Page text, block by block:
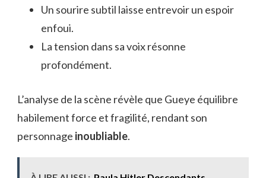
Un sourire subtil laisse entrevoir un espoir
enfoui.
La tension dans sa voix résonne
profondément.
L’analyse de la scène révèle que Gueye équilibre
habilement force et fragilité, rendant son
personnage inoubliable.